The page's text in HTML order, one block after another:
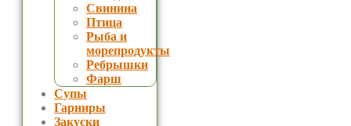
Свинина
Птица
Рыба и
морепродукты
Ребрышки
Фарш
Супы
Гарниры
Закуски